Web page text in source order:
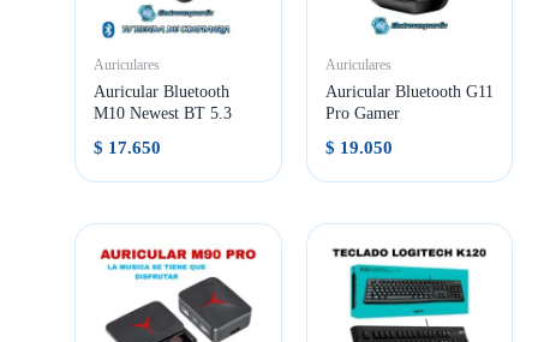
Auriculares
Auricular Bluetooth
M10 Newest BT 5.3
$ 17.650
Auriculares
Auricular Bluetooth G11
Pro Gamer
$ 19.050